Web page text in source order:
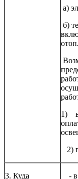
а)
б)
1) в
2)
3. Куда
- в